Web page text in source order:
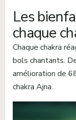
Les
chaque
Chaque chakra
bols chantants.
amélioration de
chakra Ajna.